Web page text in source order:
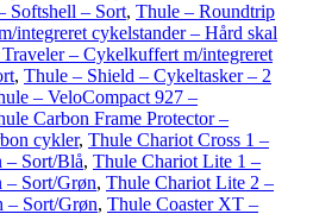
Softshell – Sort, Thule – Roundtrip
integreret cykelstander – Hård skal
– Cykelkuffert m/integreret
, Thule – Shield – Cykeltasker – 2
– VeloCompact 927 –
Carbon Frame Protector –
cykler, Thule Chariot Cross 1 –
– Sort/Blå, Thule Chariot Lite 1 –
– Sort/Grøn, Thule Chariot Lite 2 –
– Sort/Grøn, Thule Coaster XT –